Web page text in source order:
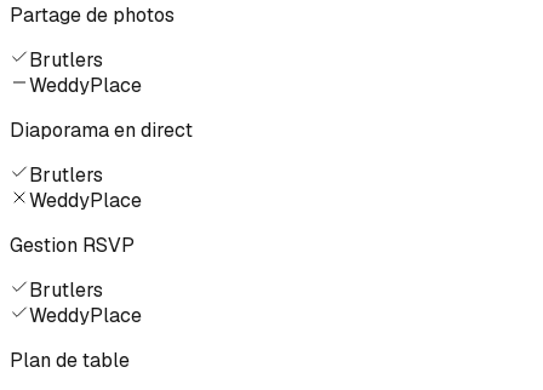
Partage de photos
Brutlers
WeddyPlace
Diaporama en direct
Brutlers
WeddyPlace
Gestion RSVP
Brutlers
WeddyPlace
Plan de table